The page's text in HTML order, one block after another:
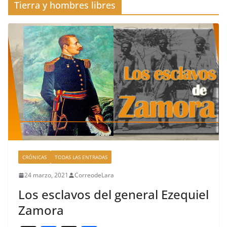
Tierra y hombres libres
CRÓNICAS TODAS LAS ENTRADAS
24 marzo, 2021 CorreodeLara
Los esclavos del general Ezequiel
Zamora